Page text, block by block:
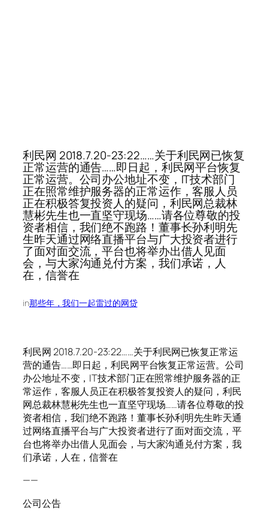
利民网 2018.7.20-23:22……关于利民网已恢复
正常运营的通告……即日起，利民网平台恢复
正常运营。公司办公地址不变，IT技术部门
正在照常维护服务器的正常运作，客服人员
正在积极答复投资人的疑问，利民网总裁林
慧彬先生也一直坚守现场……请各位尊敬的投
资者相信，我们绝不跑路！董事长孙利明先
生昨天通过网络直播平台与广大投资者进行
了面对面交流，平台也将举办出借人见面
会，与大家沟通兑付方案，我们承诺，人
在，信誉在
in那些年，我们一起雷过的网贷
利民网 2018.7.20-23:22……关于利民网已恢复正常运
营的通告……即日起，利民网平台恢复正常运营。公司
办公地址不变，IT技术部门正在照常维护服务器的正
常运作，客服人员正在积极答复投资人的疑问，利民
网总裁林慧彬先生也一直坚守现场……请各位尊敬的投
资者相信，我们绝不跑路！董事长孙利明先生昨天通
过网络直播平台与广大投资者进行了面对面交流，平
台也将举办出借人见面会，与大家沟通兑付方案，我
们承诺，人在，信誉在
——
公司公告